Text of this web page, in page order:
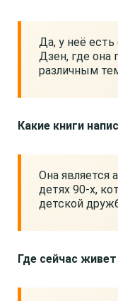
Да, у неё
Дзен, где она
различным
Какие книги
Она является
детях 90-х,
детской
Где сейчас